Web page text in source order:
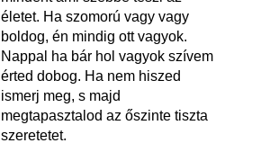
életet. Ha szomorú vagy vagy
boldog, én mindig ott vagyok.
Nappal ha bár hol vagyok szívem
érted dobog. Ha nem hiszed
ismerj meg, s majd
megtapasztalod az őszinte tiszta
szeretetet.